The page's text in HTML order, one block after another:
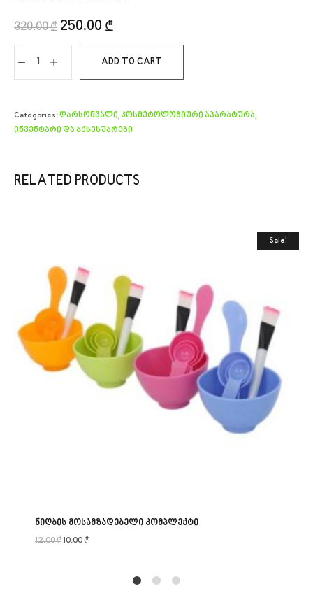
320.00₾ 250.00 ₾
ADD TO CART
Categories:დარსონვალი, კოსმეტოლოგიური აპარატურა,
ინვენტარი და აქსესუარები
RELATED PRODUCTS
Sale!
ნიღბის მოსამზადებელი კომპლექტი
12.00₾10.00₾